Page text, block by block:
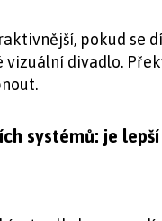
pokud se
divadlo.
systémů: je